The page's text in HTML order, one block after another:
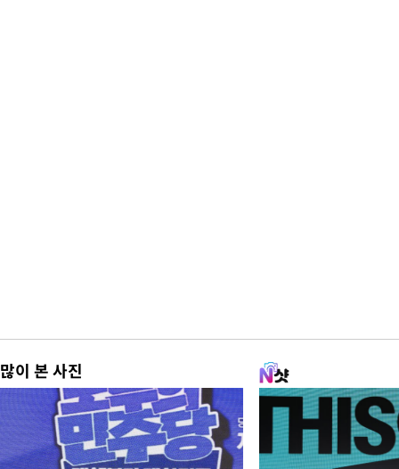
많이 본 사진